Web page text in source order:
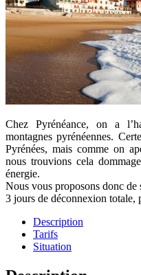
Chez Pyrénéance, on a
montagnes pyrénéennes.
Pyrénées, mais comme on
nous trouvions cela
énergie.
Nous vous proposons donc
3 jours de déconnexion totale,
Description
Tarifs
Situation